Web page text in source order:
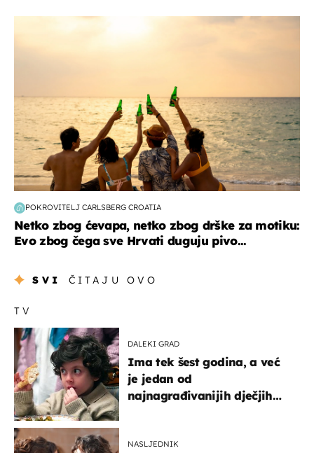
POKROVITELJ CARLSBERG CROATIA
Netko zbog ćevapa, netko zbog drške za motiku:
Evo zbog čega sve Hrvati duguju pivo...
SVI ČITAJU OVO
TV
DALEKI GRAD
Ima tek šest godina, a već
je jedan od
najnagrađivanijih dječjih
NASLJEDNIK